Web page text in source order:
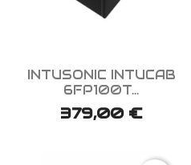
Aperçu rapide
INTUSONIC INTUCAB
6FP100T...
379,00 €